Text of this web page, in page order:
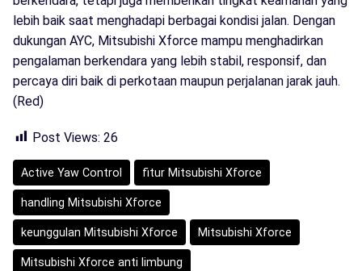
lebih baik saat menghadapi berbagai kondisi jalan. Dengan
dukungan AYC, Mitsubishi Xforce mampu menghadirkan
pengalaman berkendara yang lebih stabil, responsif, dan
percaya diri baik di perkotaan maupun perjalanan jarak jauh.
(Red)
Post Views: 26
Active Yaw Control fitur Mitsubishi Xforce
handling Mitsubishi Xforce
keunggulan Mitsubishi Xforce Mitsubishi Xforce
Mitsubishi Xforce anti limbung